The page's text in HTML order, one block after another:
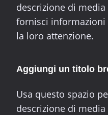
descrizione di media
fornisci
la loro attenzione.
Aggiungi un titolo
Usa questo spazio
descrizione di media